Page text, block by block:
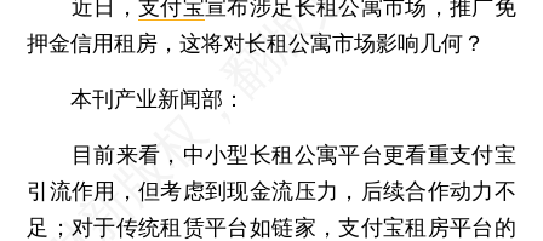
近日，支付宝宣布涉足长租公寓市场，推广免
押金信用租房，这将对长租公寓市场影响几何？
本刊产业新闻部：
目前来看，中小型长租公寓平台更看重支付宝
引流作用，但考虑到现金流压力，后续合作动力不
足；对于传统租赁平台如链家，支付宝租房平台的